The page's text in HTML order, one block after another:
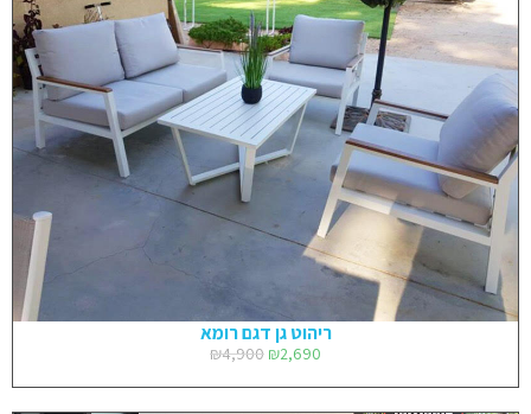
ריהוט גן דגם רומא
₪4,900 ₪2,690